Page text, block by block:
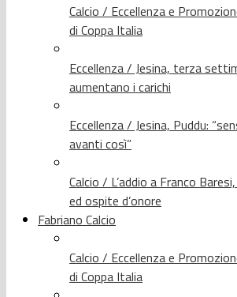
Calcio / Eccellenza e
di Coppa Italia
Eccellenza / Jesina, terza
aumentano i carichi
Eccellenza / Jesina, Puddu:
avanti così”
Calcio / L’addio a Franco
ed ospite d’onore
Fabriano Calcio
Calcio / Eccellenza e
di Coppa Italia